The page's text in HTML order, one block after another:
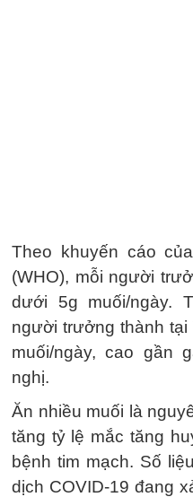
Theo khuyến cáo
(WHO), mỗi người
dưới 5g muối/ngày.
người trưởng thành tại
muối/ngày, cao gần
nghị.
Ăn nhiều muối là
tăng tỷ lệ mắc tăng
bệnh tim mạch. Số
dịch COVID-19 đang